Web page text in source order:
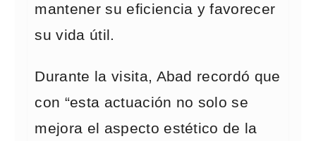
mantener su eficiencia y favorecer
su vida útil.
Durante la visita, Abad recordó que
con “esta actuación no solo se
mejora el aspecto estético de la